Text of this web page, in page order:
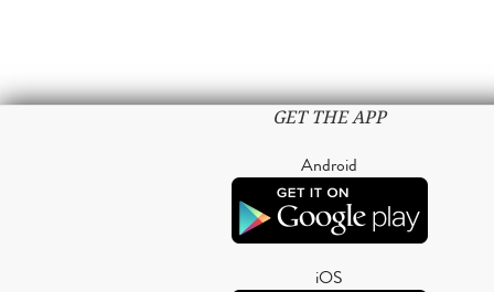
GET THE APP
Android
iOS